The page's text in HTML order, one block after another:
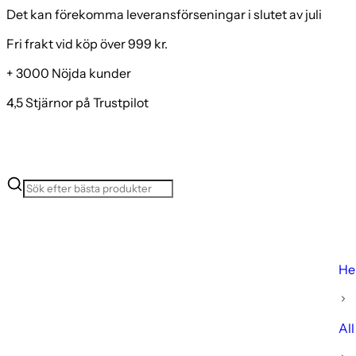
Det kan förekomma leveransförseningar i slutet av juli
Fri frakt vid köp över 999 kr.
+ 3000 Nöjda kunder
4,5 Stjärnor på Trustpilot
All